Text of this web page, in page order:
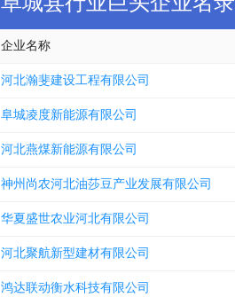
企业名称
河北瀚斐建设工程有限公司
阜城凌度新能源有限公司
河北燕煤新能源有限公司
神州尚农河北油莎豆产业发展有限公司
华夏盛世农业河北有限公司
河北聚航新型建材有限公司
鸿达联动衡水科技有限公司